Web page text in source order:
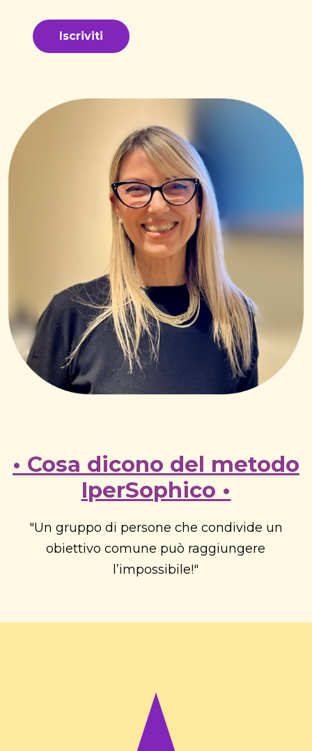
Iscriviti
• Cosa dicono del metodo
IperSophico •
"Un gruppo di persone che condivide un
obiettivo comune può raggiungere
l’impossibile!"